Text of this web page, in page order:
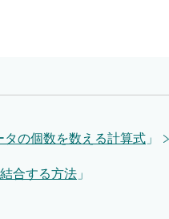
タの個数を数える計算式 」
合する方法 」